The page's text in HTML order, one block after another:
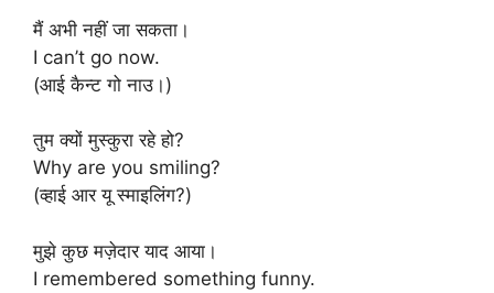
मैं अभी नहीं जा सकता।
I can’t go now.
(आई कैन्ट गो नाउ।)
तुम क्यों मुस्कुरा रहे हो?
Why are you smiling?
(व्हाई आर यू स्माइलिंग?)
मुझे कुछ मज़ेदार याद आया।
I remembered something funny.